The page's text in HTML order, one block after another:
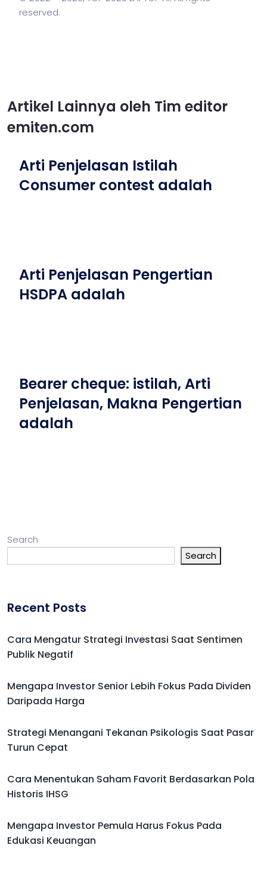
reserved.
Artikel Lainnya oleh Tim editor
emiten.com
Arti Penjelasan Istilah
Consumer contest adalah
Arti Penjelasan Pengertian
HSDPA adalah
Bearer cheque: istilah, Arti
Penjelasan, Makna Pengertian
adalah
Search
Search
Recent Posts
Cara Mengatur Strategi Investasi Saat Sentimen
Publik Negatif
Mengapa Investor Senior Lebih Fokus Pada Dividen
Daripada Harga
Strategi Menangani Tekanan Psikologis Saat Pasar
Turun Cepat
Cara Menentukan Saham Favorit Berdasarkan Pola
Historis IHSG
Mengapa Investor Pemula Harus Fokus Pada
Edukasi Keuangan